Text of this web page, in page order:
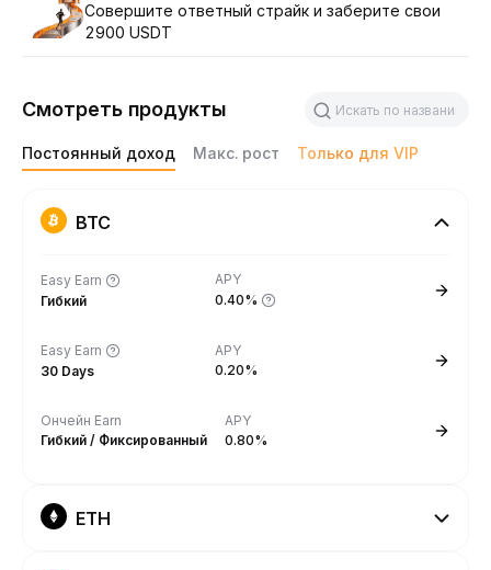
Совершите ответный страйк и заберите свои
2900 USDT
Смотреть продукты
Постоянный доход Макс. рост Только для VIP
BTC
Easy Earn
Гибкий
APY
0.40%
Easy Earn
30 Days
APY
0.20%
Ончейн Earn
Гибкий / Фиксированный
APY
0.80%
ETH